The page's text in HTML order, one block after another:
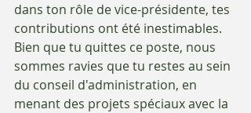
dans ton rôle de vice-présidente, tes
contributions ont été inestimables.
Bien que tu quittes ce poste, nous
sommes ravies que tu restes au sein
du conseil d'administration, en
menant des projets spéciaux avec la